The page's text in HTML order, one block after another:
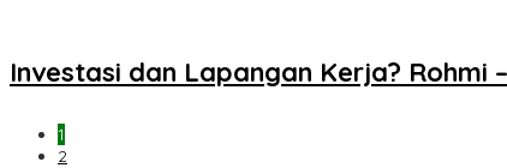
Investasi dan Lapangan Kerja? Rohmi
1
2